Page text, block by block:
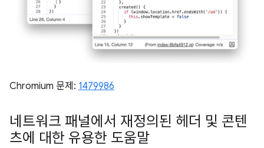
Chromium 문제: 1479986
네트워크 패널에서 재정의된 헤더 및 콘텐
츠에 대한 유용한 도움말